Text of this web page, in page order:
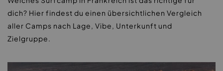
dich? Hier findest du einen übersichtlichen Vergleich
aller Camps nach Lage, Vibe, Unterkunft und
Zielgruppe.